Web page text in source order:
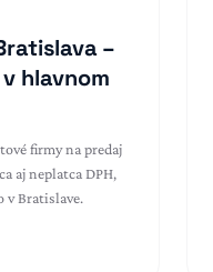
–
hlavnom
firmy na predaj
aj neplatca DPH,
v Bratislave.